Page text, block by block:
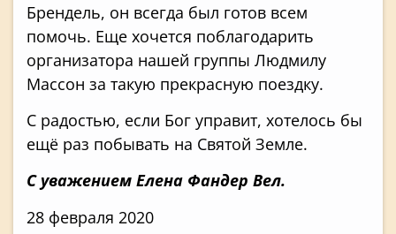
Брендель, он всегда был готов всем
помочь. Еще хочется поблагодарить
организатора нашей группы Людмилу
Массон за такую прекрасную поездку.
С радостью, если Бог управит, хотелось бы
ещё раз побывать на Святой Земле.
С уважением Елена Фандер Вел.
28 февраля 2020